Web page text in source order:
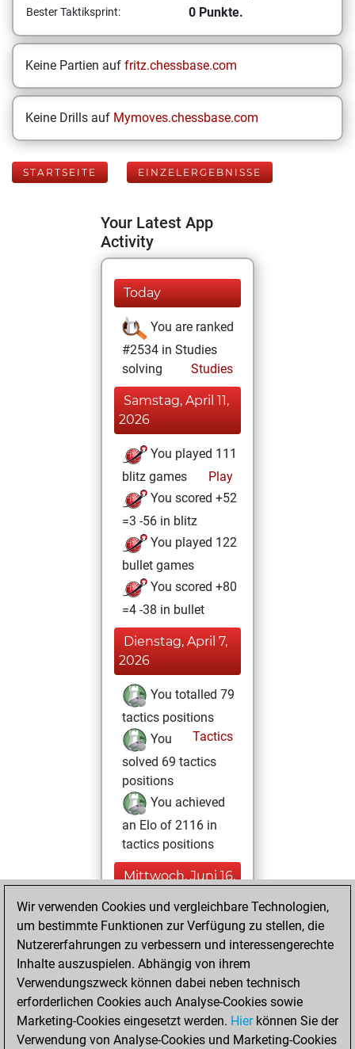
Bester Taktiksprint: 0 Punkte.
Keine Partien auf fritz.chessbase.com
Keine Drills auf Mymoves.chessbase.com
STARTSEITE EINZELERGEBNISSE
Your Latest App
Activity
Today
You are ranked
#2534 in Studies
solving
Studies
Samstag, April 11,
2026
You played 111
blitz games
Play
You scored +52
=3 -56 in blitz
You played 122
bullet games
You scored +80
=4 -38 in bullet
Dienstag, April 7,
2026
You totalled 79
tactics positions
Tactics
You
solved 69 tactics
positions
You achieved
an Elo of 2116 in
tactics positions
Mittwoch, Juni 16,
You played 12
slow games
Play
You scored +7
=0 -5 in slow games
Donnerstag, Juni
Wir verwenden Cookies und vergleichbare Technologien,
um bestimmte Funktionen zur Verfügung zu stellen, die
Nutzererfahrungen zu verbessern und interessengerechte
Inhalte auszuspielen. Abhängig von ihrem
Verwendungszweck können dabei neben technisch
erforderlichen Cookies auch Analyse-Cookies sowie
Marketing-Cookies eingesetzt werden. Hierkönnen Sie der
Verwendung von Analyse-Cookies und Marketing-Cookies